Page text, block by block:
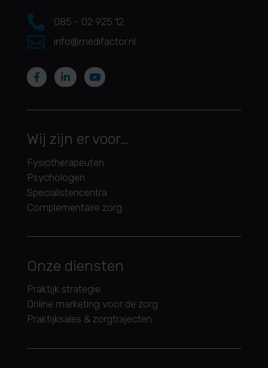
 085 - 02 925 12
 info@medifactor.nl
Wij zijn er voor…
Fysiotherapeuten
Psychologen
Specialistencentra
Complementaire zorg
Onze diensten
Praktijk strategie
Online marketing voor de zorg
Praktijksales & zorgtrajecten